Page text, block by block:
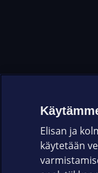
Elisan ja
käytetään